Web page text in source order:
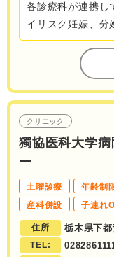
各診療科が連携し
イリスク妊娠、分
クリニック
獨協医科大学
ー
土曜診療 年齢制
産科併設
子連れ
住所 栃木県下
TEL: